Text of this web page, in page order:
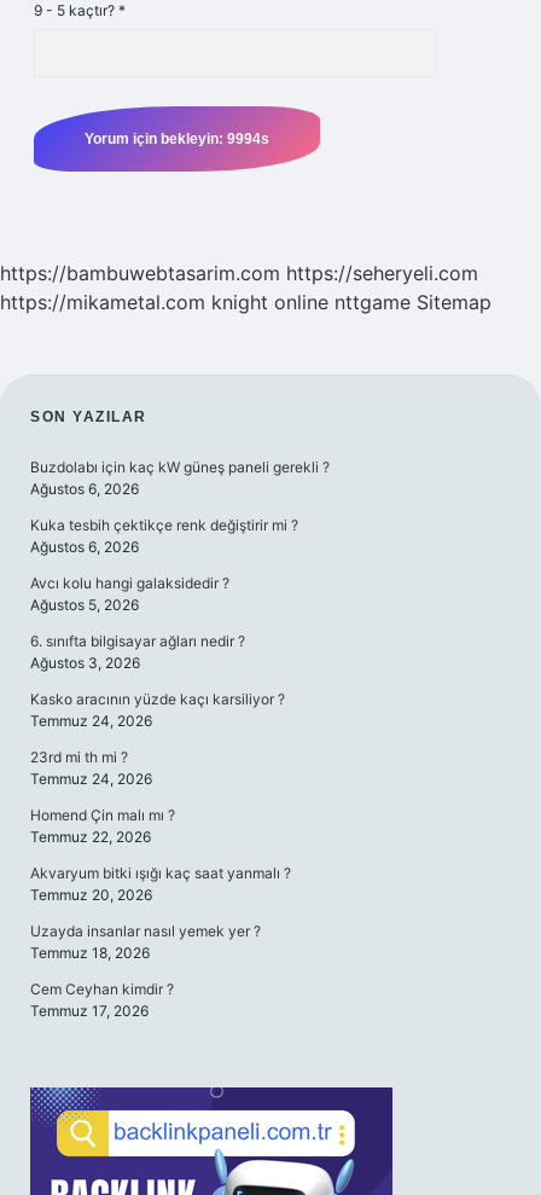
9 - 5 kaçtır? *
https://bambuwebtasarim.com https://seheryeli.com
https://mikametal.com knight online nttgame Sitemap
SIDEBAR
SON YAZILAR
Buzdolabı için kaç kW güneş paneli gerekli ?
Ağustos 6, 2026
Kuka tesbih çektikçe renk değiştirir mi ?
Ağustos 6, 2026
Avcı kolu hangi galaksidedir ?
Ağustos 5, 2026
6. sınıfta bilgisayar ağları nedir ?
Ağustos 3, 2026
Kasko aracının yüzde kaçı karsiliyor ?
Temmuz 24, 2026
23rd mi th mi ?
Temmuz 24, 2026
Homend Çin malı mı ?
Temmuz 22, 2026
Akvaryum bitki ışığı kaç saat yanmalı ?
Temmuz 20, 2026
Uzayda insanlar nasıl yemek yer ?
Temmuz 18, 2026
Cem Ceyhan kimdir ?
Temmuz 17, 2026